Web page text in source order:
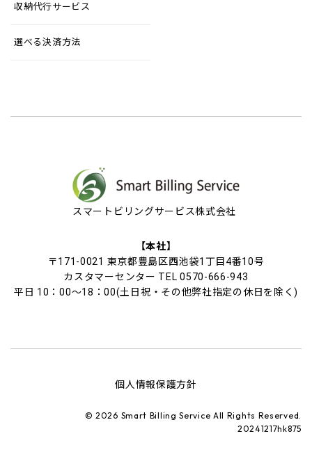
収納代行サービス
選べる決済方法
スマートビリングサービス株式会社
【本社】
〒171-0021 東京都豊島区西池袋1丁目4番10号
カスタマーセンター TEL 0570-666-943
平日 10：00～18：00(土日祝・その他弊社指定の休日を除く)
個人情報保護方針
© 2026 Smart Billing Service All Rights Reserved.
20241217hk875